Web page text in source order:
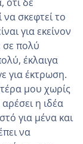
σκεφτεί το
για εκείνον
πολύ
έκλαιγα
για έκτρωση.
μου χωρίς
η ιδέα
για μένα και
να